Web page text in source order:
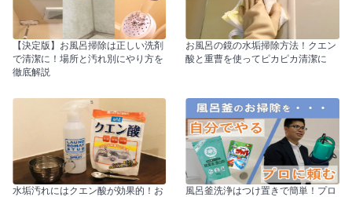
【決定版】お風呂掃除は正しい洗剤
で清潔に！場所と汚れ別にやり方を
徹底解説
お風呂の鏡の水垢掃除方法！クエン
酸と重曹を使ってピカピカ清潔に
水垢汚れにはクエン酸が効果的！お
風呂釜洗浄はつけ置きで簡単！プロ